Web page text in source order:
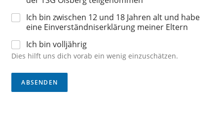
Ich bin zwischen 12 und 18 Jahren alt und habe
eine Einverständniserklärung meiner Eltern
Ich bin volljährig
Dies hilft uns dich vorab ein wenig einzuschätzen.
ABSENDEN